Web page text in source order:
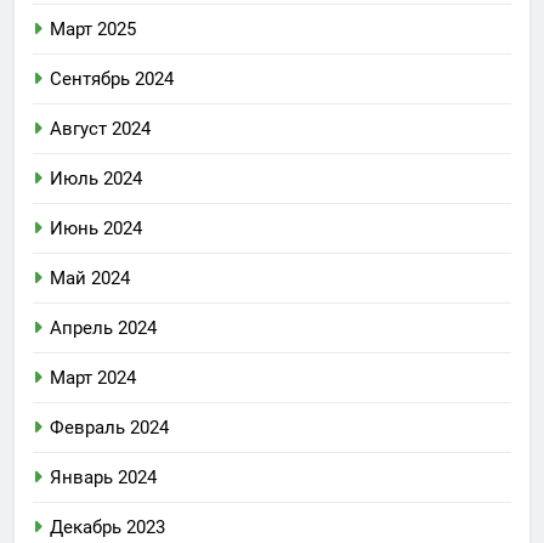
Март 2025
Сентябрь 2024
Август 2024
Июль 2024
Июнь 2024
Май 2024
Апрель 2024
Март 2024
Февраль 2024
Январь 2024
Декабрь 2023